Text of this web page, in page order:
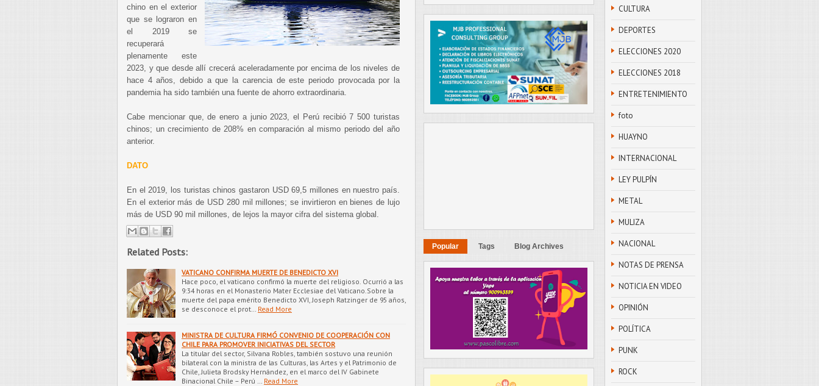
chino en el exterior
que se lograron en
el 2019 se
recuperará
plenamente este
2023, y que desde allí crecerá aceleradamente por encima de los niveles de
hace 4 años, debido a que la carencia de este periodo provocada por la
pandemia ha sido también una fuente de ahorro extraordinaria.
Cabe mencionar que, de enero a junio 2023, el Perú recibió 7 500 turistas
chinos; un crecimiento de 208% en comparación al mismo periodo del año
anterior.
DATO
En el 2019, los turistas chinos gastaron USD 69,5 millones en nuestro país.
En el exterior más de USD 280 mil millones; se invirtieron en bienes de lujo
más de USD 90 mil millones, de lejos la mayor cifra del sistema global.
Related Posts:
VATICANO CONFIRMA MUERTE DE BENEDICTO XVI
Hace poco, el vaticano confirmó la muerte del religioso. Ocurrió a las
9:34 horas en el Monasterio Mater Ecclesiae del Vaticano.Sobre la
muerte del papa emérito Benedicto XVI, Joseph Ratzinger de 95 años,
se desconoce el prot…
Read More
MINISTRA DE CULTURA FIRMÓ CONVENIO DE COOPERACIÓN CON
CHILE PARA PROMOVER INICIATIVAS DEL SECTOR
La titular del sector, Silvana Robles, también sostuvo una reunión
bilateral con la ministra de las Culturas, las Artes y el Patrimonio de
Chile, Julieta Brodsky Hernández, en el marco del IV Gabinete
Binacional Chile – Perú …
Read More
Popular Tags Blog Archives
CULTURA
DEPORTES
ELECCIONES 2020
ELECCIONES 2018
ENTRETENIMIENTO
foto
HUAYNO
INTERNACIONAL
LEY PULPÍN
METAL
MULIZA
NACIONAL
NOTAS DE PRENSA
NOTICIA EN VIDEO
OPINIÓN
POLÍTICA
PUNK
ROCK